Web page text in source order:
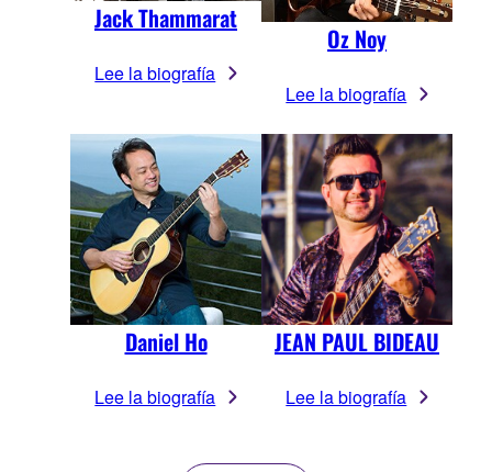
Jack Thammarat
Lee la biografía
Oz Noy
Lee la biografía
Daniel Ho
Lee la biografía
JEAN PAUL BIDEAU
Lee la biografía